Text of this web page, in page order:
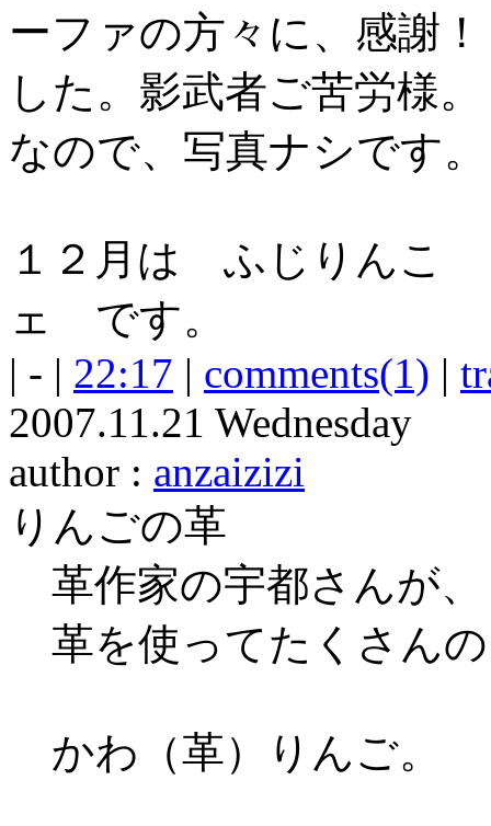
ーファの方々に、感
した。影武者ご苦労様。
なので、写真ナシです。
１２月は ふじりん
ェ です。
| - | 22:17 | comments(1) |
2007.11.21 Wednesday
author : anzaizizi
りんごの革
革作家の宇都さんが、
革を使ってたくさん
かわ（革）りんご。